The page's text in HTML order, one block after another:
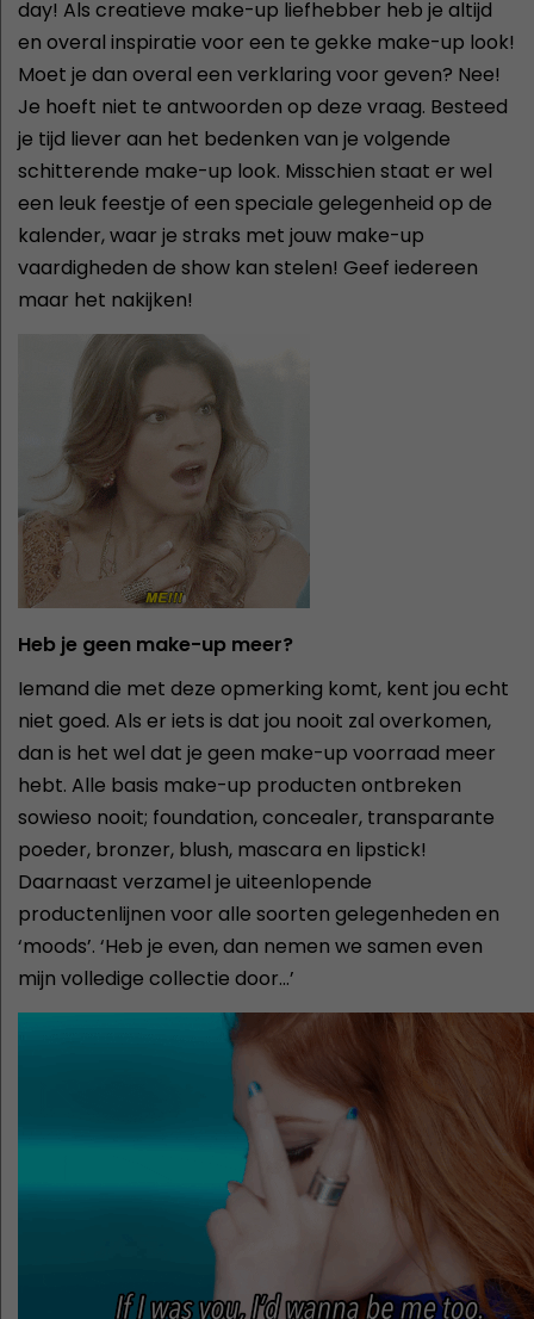
day! Als creatieve make-up liefhebber heb je altijd
en overal inspiratie voor een te gekke make-up look!
Moet je dan overal een verklaring voor geven? Nee!
Je hoeft niet te antwoorden op deze vraag. Besteed
je tijd liever aan het bedenken van je volgende
schitterende make-up look. Misschien staat er wel
een leuk feestje of een speciale gelegenheid op de
kalender, waar je straks met jouw make-up
vaardigheden de show kan stelen! Geef iedereen
maar het nakijken!
Heb je geen make-up meer?
Iemand die met deze opmerking komt, kent jou echt
niet goed. Als er iets is dat jou nooit zal overkomen,
dan is het wel dat je geen make-up voorraad meer
hebt. Alle basis make-up producten ontbreken
sowieso nooit; foundation, concealer, transparante
poeder, bronzer, blush, mascara en lipstick!
Daarnaast verzamel je uiteenlopende
productenlijnen voor alle soorten gelegenheden en
‘moods’. ‘Heb je even, dan nemen we samen even
mijn volledige collectie door…’